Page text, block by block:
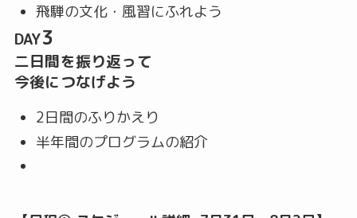
飛騨の文化・風習にふれよう
DAY3
二日間を振り返って
今後につなげよう
2日間のふりかえり
半年間のプログラムの紹介